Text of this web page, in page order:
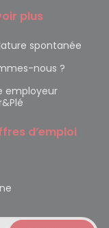
plus
spontanée
nous ?
employeur
d’emploi